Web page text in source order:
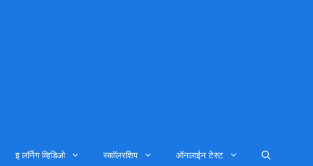
इ लर्निग व्हिडिओ स्कॉलरशिप ऑनलाईन टेस्ट